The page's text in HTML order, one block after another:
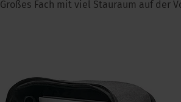
Großes Fach mit viel Stauraum auf der